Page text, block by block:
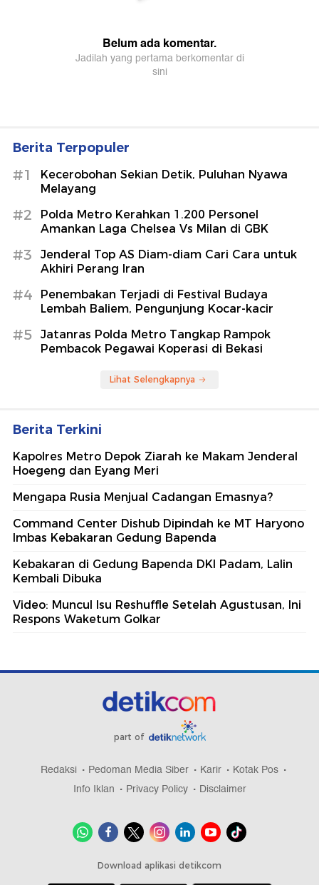
Berita Terpopuler
#1
Kecerobohan Sekian Detik, Puluhan Nyawa
Melayang
#2
Polda Metro Kerahkan 1.200 Personel
Amankan Laga Chelsea Vs Milan di GBK
#3
Jenderal Top AS Diam-diam Cari Cara untuk
Akhiri Perang Iran
#4
Penembakan Terjadi di Festival Budaya
Lembah Baliem, Pengunjung Kocar-kacir
#5
Jatanras Polda Metro Tangkap Rampok
Pembacok Pegawai Koperasi di Bekasi
Lihat Selengkapnya
Berita Terkini
Kapolres Metro Depok Ziarah ke Makam Jenderal
Hoegeng dan Eyang Meri
Mengapa Rusia Menjual Cadangan Emasnya?
Command Center Dishub Dipindah ke MT Haryono
Imbas Kebakaran Gedung Bapenda
Kebakaran di Gedung Bapenda DKI Padam, Lalin
Kembali Dibuka
Video: Muncul Isu Reshuffle Setelah Agustusan, Ini
Respons Waketum Golkar
part of
Redaksi Pedoman Media Siber Karir
Kotak Pos
Info Iklan
Privacy Policy Disclaimer
Download aplikasi detikcom